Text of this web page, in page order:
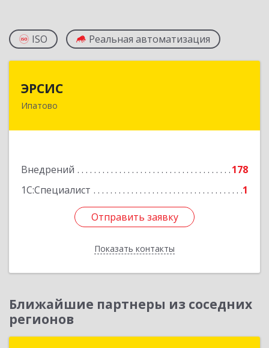
ISO Реальная автоматизация
ЭРСИС
Ипатово
Внедрений
178
1С:Специалист
1
Отправить заявку
Показать контакты
Подробнее
Отправить заявку
Назад
Ближайшие партнеры из соседних
регионов